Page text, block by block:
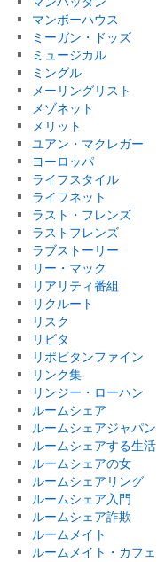
マンボーハウス
ミーガン・ドッズ
ミュージカル
ミングル
メーリングリスト
メゾネット
メリット
ユアン・マクレガー
ヨーロッパ
ライフスタイル
ライフネット
ラスト・フレンズ
ラストフレンズ
ラブストーリー
リー・マック
リアリティ番組
リクルート
リスク
リビタ
リポビタンファイン
リンク集
リンジー・ローハン
ルームシェア
ルームシェアジャパン
ルームシェアする生活
ルームシェアの女
ルームシェアリング
ルームシェア入門
ルームシェア詐欺
ルームメイト
ルームメイト・カフェ